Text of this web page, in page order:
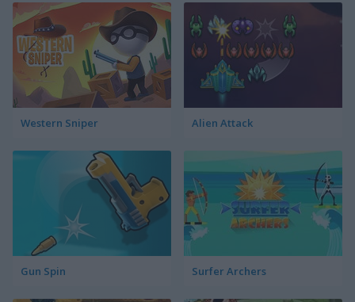
Western Sniper Alien Attack
Gun Spin Surfer Archers